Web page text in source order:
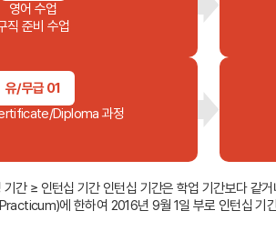
학교 프로모션 (장학혜택)
유학가이드
상담예약
비자안내
영어 수업
직 준비 수업
유/무급 01
Diploma 과정
간 ≥ 인턴십 기간 인턴십 기간은 학업 기간보다 같
에 한하여 2016년 9월 1일 부로 인턴십 기